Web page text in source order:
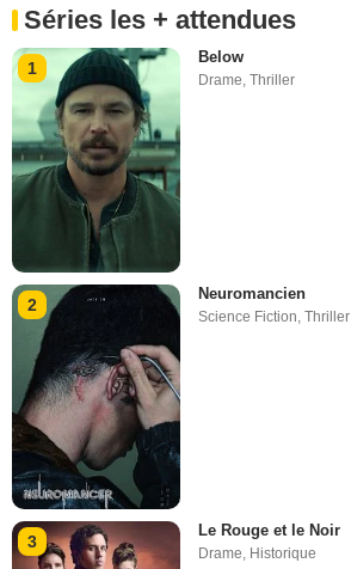
Séries les + attendues
1
Below
Drame ,Thriller
2
Neuromancien
Science Fiction,Thriller
3
Le Rouge et le Noir
Drame, Historique